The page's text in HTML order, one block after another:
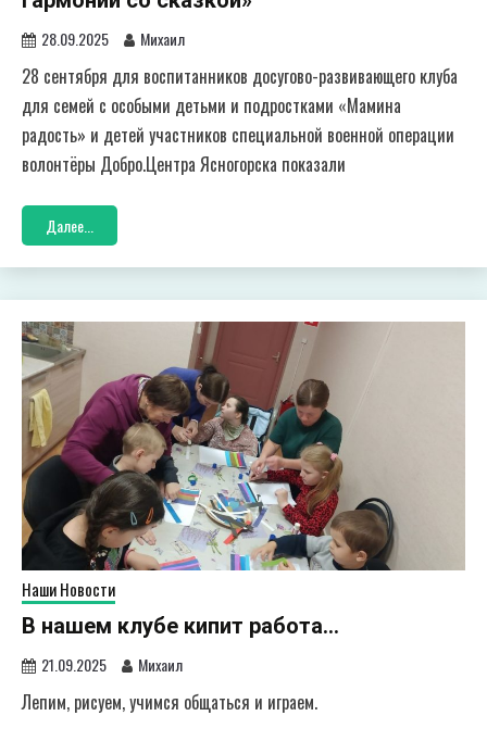
28.09.2025 Михаил
28 сентября для воспитанников досугово-развивающего клуба
для семей с особыми детьми и подростками «Мамина
радость» и детей участников специальной военной операции
волонтёры Добро.Центра Ясногорска показали
Далее...
Наши Новости
В нашем клубе кипит работа…
21.09.2025 Михаил
Лепим, рисуем, учимся общаться и играем.